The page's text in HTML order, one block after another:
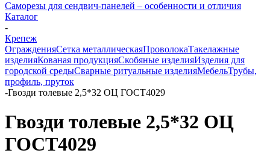
Саморезы для сендвич-панелей – особенности и отличия
Каталог
-
Крепеж
ОгражденияСетка металлическаяПроволокаТакелажные
изделияКованая продукцияСкобяные изделияИзделия для
городской средыСварные ритуальные изделияМебельТрубы,
профиль, пруток
-Гвозди толевые 2,5*32 ОЦ ГОСТ4029
Гвозди толевые 2,5*32 ОЦ
ГОСТ4029